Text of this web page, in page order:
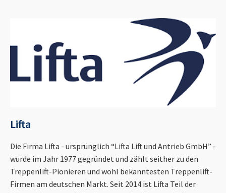
Lifta
Die Firma Lifta - ursprünglich “Lifta Lift und Antrieb GmbH” -
wurde im Jahr 1977 gegründet und zählt seither zu den
Treppenlift-Pionieren und wohl bekanntesten Treppenlift-
Firmen am deutschen Markt. Seit 2014 ist Lifta Teil der